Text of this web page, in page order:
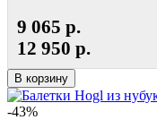
9 065 р.
12 950 р.
В корзину
-43%